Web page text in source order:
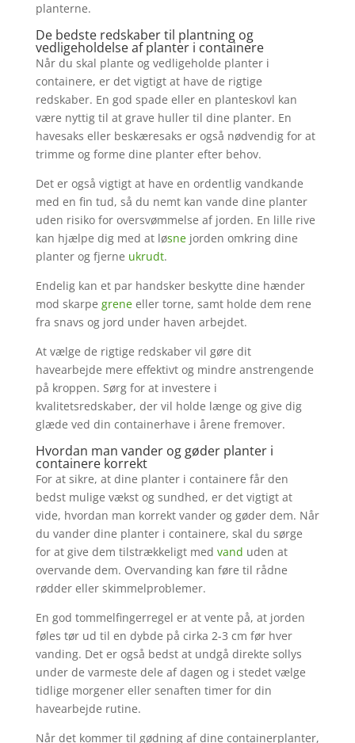
planterne.
De bedste redskaber til plantning og
vedligeholdelse af planter i containere
Når du skal plante og vedligeholde planter i
containere, er det vigtigt at have de rigtige
redskaber. En god spade eller en planteskovl kan
være nyttig til at grave huller til dine planter. En
havesaks eller beskæresaks er også nødvendig for at
trimme og forme dine planter efter behov.
Det er også vigtigt at have en ordentlig vandkande
med en fin tud, så du nemt kan vande dine planter
uden risiko for oversvømmelse af jorden. En lille rive
kan hjælpe dig med at løsnejorden omkring dine
planter og fjerne ukrudt.
Endelig kan et par handsker beskytte dine hænder
mod skarpe greneeller torne, samt holde dem rene
fra snavs og jord under haven arbejdet.
At vælge de rigtige redskaber vil gøre dit
havearbejde mere effektivt og mindre anstrengende
på kroppen. Sørg for at investere i
kvalitetsredskaber, der vil holde længe og give dig
glæde ved din containerhave i årene fremover.
Hvordan man vander og gøder planter i
containere korrekt
For at sikre, at dine planter i containere får den
bedst mulige vækst og sundhed, er det vigtigt at
vide, hvordan man korrekt vander og gøder dem. Når
du vander dine planter i containere, skal du sørge
for at give dem tilstrækkeligt med vand uden at
overvande dem. Overvanding kan føre til rådne
rødder eller skimmelproblemer.
En god tommelfingerregel er at vente på, at jorden
føles tør ud til en dybde på cirka 2-3 cm før hver
vanding. Det er også bedst at undgå direkte sollys
under de varmeste dele af dagen og i stedet vælge
tidlige morgener eller senaften timer for din
havearbejde rutine.
Når det kommer til gødning af dine containerplanter,